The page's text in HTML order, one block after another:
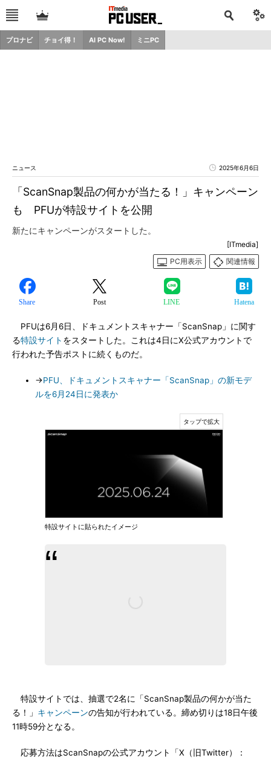
プロナビ チョイ得！ AI PC Now! ミニPC
ニュース 2025年6月6日
「ScanSnap製品の何かが当たる！」キャンペーン
も PFUが特設サイトを公開
新たにキャンペーンがスタートした。
[ITmedia]
PC用表示
関連情報
Share Post LINE Hatena
PFUは6月6日、ドキュメントスキャナー「ScanSnap」に関す
る特設サイト をスタートした。これは4日にX公式アカウントで
行われた予告ポストに続くものだ。
→PFU、ドキュメントスキャナー「ScanSnap」の新モデ
ルを6月24日に発表か
特設サイトに貼られたイメージ
特設サイトでは、抽選で2名に「ScanSnap製品の何かが当た
る！」 キャンペーンの告知が行われている。締め切りは18日午後
11時59分となる。
応募方法はScanSnapの公式アカウント「X（旧Twitter）：